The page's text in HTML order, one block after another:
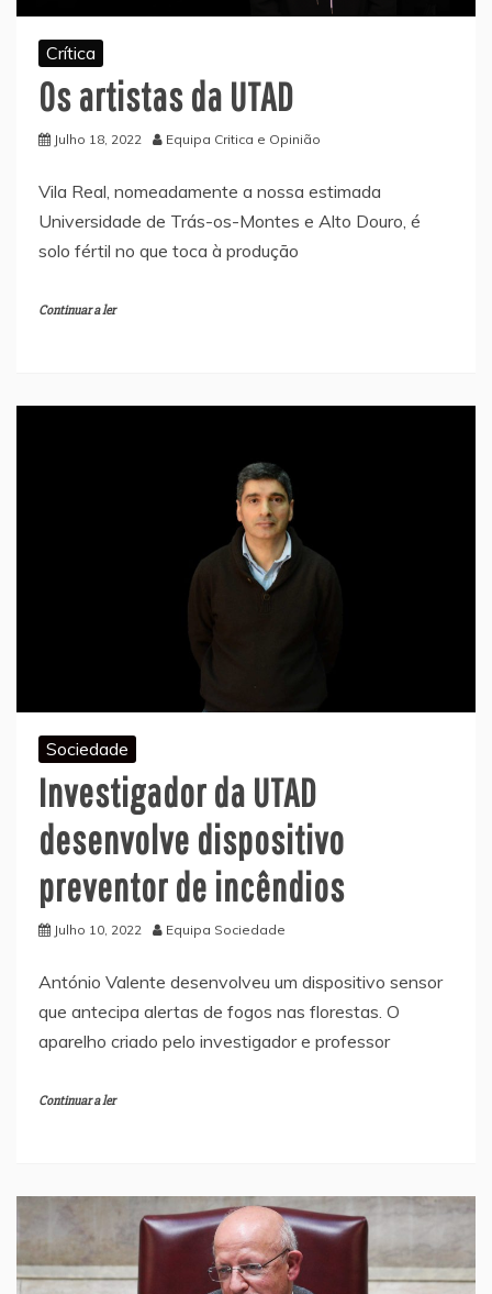
Crítica
Os artistas da UTAD
Julho 18, 2022 Equipa Critica e Opinião
Vila Real, nomeadamente a nossa estimada
Universidade de Trás-os-Montes e Alto Douro, é
solo fértil no que toca à produção
Continuar a ler
Sociedade
Investigador da UTAD
desenvolve dispositivo
preventor de incêndios
Julho 10, 2022 Equipa Sociedade
António Valente desenvolveu um dispositivo sensor
que antecipa alertas de fogos nas florestas. O
aparelho criado pelo investigador e professor
Continuar a ler